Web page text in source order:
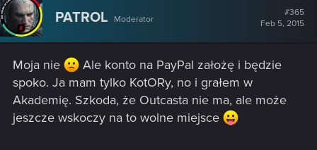
PATROL Moderator
#365
Feb 5, 2015
Moja nie
Ale konto na PayPal założę i będzie
spoko. Ja mam tylko KotORy, no i grałem w
Akademię. Szkoda, że Outcasta nie ma, ale może
jeszcze wskoczy na to wolne miejsce